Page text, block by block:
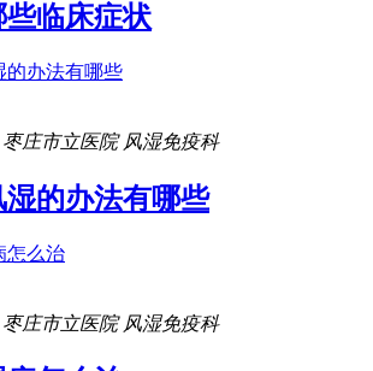
临床症状
枣庄市立医院 风湿免疫科
的办法有哪些
枣庄市立医院 风湿免疫科